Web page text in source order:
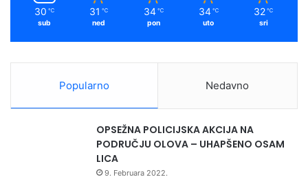
30 ℃
sub
31 ℃
ned
34 ℃
pon
34 ℃
uto
32 ℃
sri
Popularno Nedavno
OPSEŽNA POLICIJSKA AKCIJA NA
PODRUČJU OLOVA – UHAPŠENO OSAM
LICA
9. Februara 2022.